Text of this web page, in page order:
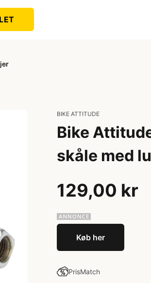
BIKE ATTITUDE
Bike
skåle med
129,00 kr
Køb her
PrisMatch